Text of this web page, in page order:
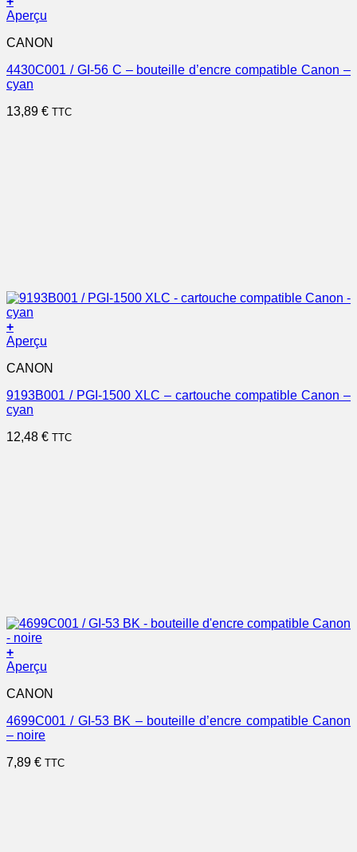
Aperçu
CANON
4430C001 / GI-56 C – bouteille d’encre compatible Canon –
cyan
13,89 € TTC
+
Aperçu
CANON
9193B001 / PGI-1500 XLC – cartouche compatible Canon –
cyan
12,48 € TTC
+
Aperçu
CANON
4699C001 / GI-53 BK – bouteille d’encre compatible Canon
– noire
7,89 € TTC